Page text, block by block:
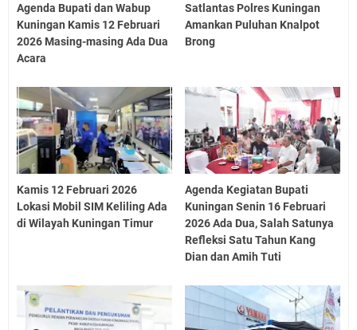
Agenda Bupati dan Wabup
Kuningan Kamis 12 Februari
2026 Masing-masing Ada Dua
Acara
Satlantas Polres Kuningan
Amankan Puluhan Knalpot
Brong
Kamis 12 Februari 2026
Lokasi Mobil SIM Keliling Ada
di Wilayah Kuningan Timur
Agenda Kegiatan Bupati
Kuningan Senin 16 Februari
2026 Ada Dua, Salah Satunya
Refleksi Satu Tahun Kang
Dian dan Amih Tuti